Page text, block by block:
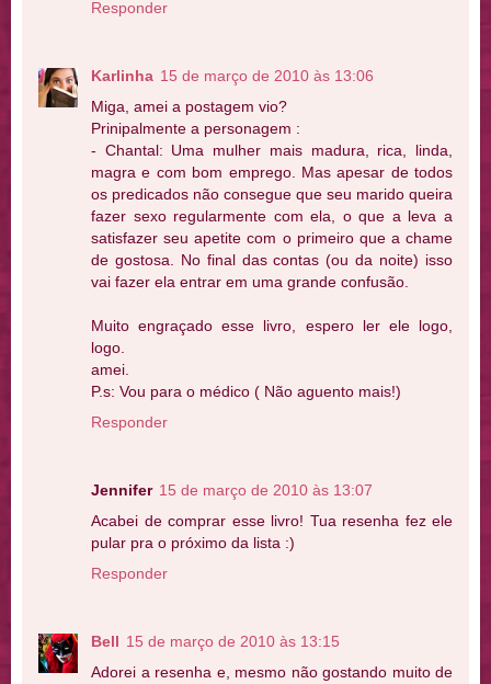
Responder
Karlinha 15 de março de 2010 às 13:06
Miga, amei a postagem vio?
Prinipalmente a personagem :
- Chantal: Uma mulher mais madura, rica, linda,
magra e com bom emprego. Mas apesar de todos
os predicados não consegue que seu marido queira
fazer sexo regularmente com ela, o que a leva a
satisfazer seu apetite com o primeiro que a chame
de gostosa. No final das contas (ou da noite) isso
vai fazer ela entrar em uma grande confusão.
Muito engraçado esse livro, espero ler ele logo,
logo.
amei.
P.s: Vou para o médico ( Não aguento mais!)
Responder
Jennifer 15 de março de 2010 às 13:07
Acabei de comprar esse livro! Tua resenha fez ele
pular pra o próximo da lista :)
Responder
Bell 15 de março de 2010 às 13:15
Adorei a resenha e, mesmo não gostando muito de